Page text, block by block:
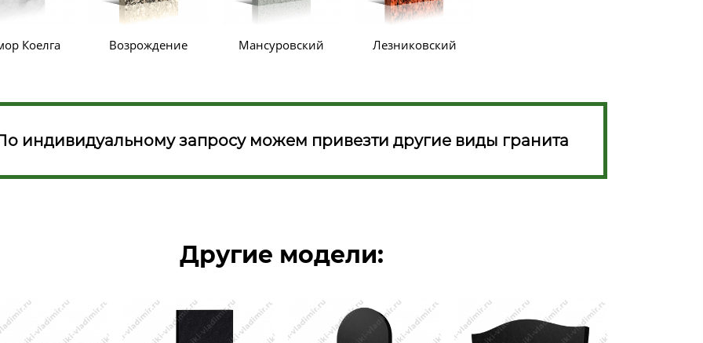
Коелга Возрождение Мансуровский Лезниковский
индивидуальному запросу можем привезти другие виды гранита
Другие модели: